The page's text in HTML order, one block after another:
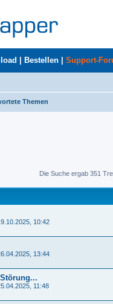
Bestellen Support-
Themen
Die Suche ergab 351
10:42
13:44
11:48